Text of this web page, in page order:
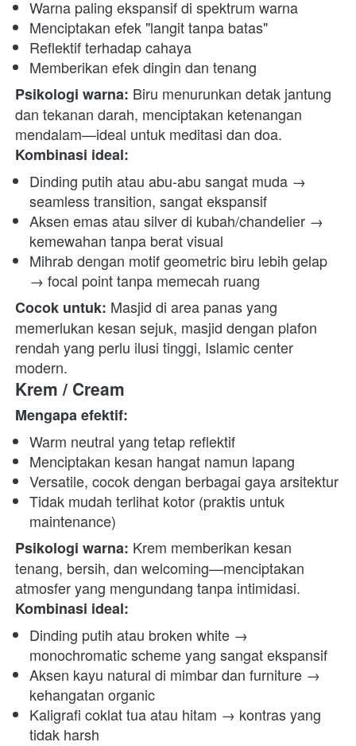
Warna paling ekspansif di spektrum warna
Menciptakan efek "langit tanpa batas"
Reflektif terhadap cahaya
Memberikan efek dingin dan tenang
Psikologi warna: Biru menurunkan detak jantung
dan tekanan darah, menciptakan ketenangan
Kombinasi ideal:
Dinding putih atau abu-abu sangat muda →
seamless transition, sangat ekspansif
Aksen emas atau silver di kubah/chandelier →
kemewahan tanpa berat visual
Mihrab dengan motif geometric biru lebih gelap
→ focal point tanpa memecah ruang
Cocok untuk: Masjid di area panas yang
memerlukan kesan sejuk, masjid dengan plafon
rendah yang perlu ilusi tinggi, Islamic center
modern.
Krem / Cream
Mengapa efektif:
Warm neutral yang tetap reflektif
Menciptakan kesan hangat namun lapang
Versatile, cocok dengan berbagai gaya arsitektur
Tidak mudah terlihat kotor (praktis untuk
maintenance)
Psikologi warna: Krem memberikan kesan
tenang, bersih, dan welcoming—menciptakan
Kombinasi ideal:
Dinding putih atau broken white →
monochromatic scheme yang sangat ekspansif
Aksen kayu natural di mimbar dan furniture →
kehangatan organic
Kaligrafi coklat tua atau hitam → kontras yang
tidak harsh